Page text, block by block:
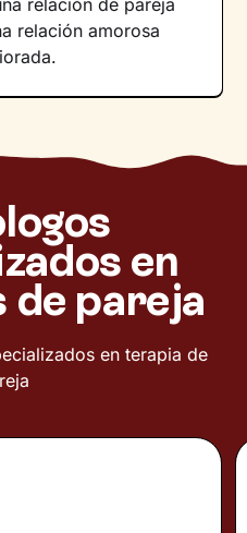
relación de pareja
relación amorosa
en
de pareja
en terapia de